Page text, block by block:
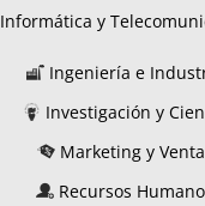
Informática y
Ingeniería e
Investigación y
Marketing y
Recursos